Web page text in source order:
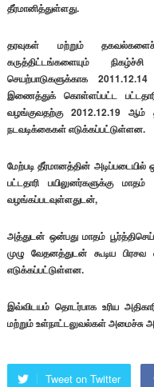
தீர்மானித்துள்ளது.
தரவுகள் மற்றும்
கருத்திட்டங்களையும்
செயற்பாடுகளுக்காக
இணைத்துக் கொள்ளப்பட்ட
வழங்குவதற்கு 2012.12.19 ஆம்
நடவடிக்கைகள் எடுக்கப்பட்டுள்ளன.
மேற்படி தீர்மானத்தின்
பட்டதாரி பயிலுனர்களுக்கு
வழங்கப்படவுள்ளதுடன்,
அத்துடன் ஒன்பது மாதம்
முழு வேதனத்துடன் கூடிய
எடுக்கப்பட்டுள்ளன.
இவ்விடயம் தொடர்பாக உரிய
மற்றும் உள்நாட்டலுவல்கள் அமைச்சு
Tweet on Twitter